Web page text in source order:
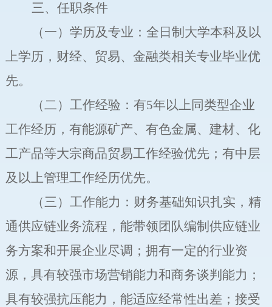
三、 任职条件
（一）学历及专业：全日制大学本科及以
上学历，财经、贸易、金融类相关专业毕业优
先。
（二）工作经验：有5年以上同类型企业
工作经历，有能源矿产、有色金属、建材、化
工产品等大宗商品贸易工作经验优先；有中层
及以上管理工作经历优先。
（三）工作能力：财务基础知识扎实 ， 精
通供应链业务流程，能带领团队编制供应链业
务方案和开展企业尽调；拥有一定的行业资
源，具有较强市场营销能力和商务谈判能力；
具有较强抗压能力，能适应经常性出差 ； 接受